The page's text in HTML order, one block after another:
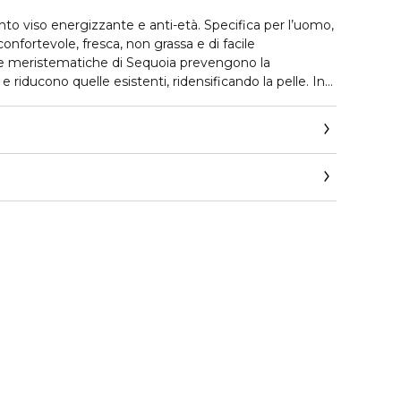
viso energizzante e anti-età. Specifica per l’uomo,
fresca, non grassa e di facile
meristematiche di Sequoia prevengono la
riducono quelle esistenti, ridensificando la pelle. In
pelle. L’estratto di Melograno Italiano protegge la
e inquinamento, mantiene l’equilibrio cutaneo
all’incarnato.